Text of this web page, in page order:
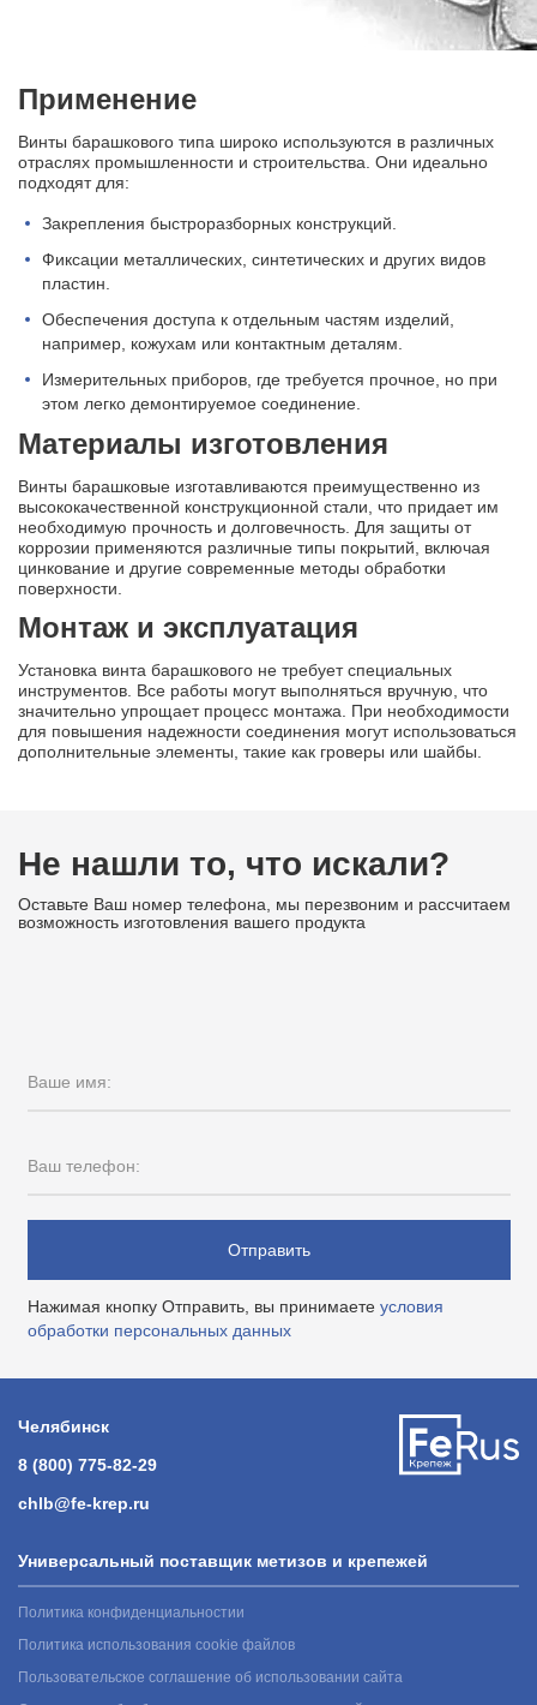
Применение
Винты барашкового типа широко используются в различных
отраслях промышленности и строительства. Они идеально
подходят для:
Закрепления быстроразборных конструкций.
Фиксации металлических, синтетических и других видов
пластин.
Обеспечения доступа к отдельным частям изделий,
например, кожухам или контактным деталям.
Измерительных приборов, где требуется прочное, но при
этом легко демонтируемое соединение.
Материалы изготовления
Винты барашковые изготавливаются преимущественно из
высококачественной конструкционной стали, что придает им
необходимую прочность и долговечность. Для защиты от
коррозии применяются различные типы покрытий, включая
цинкование и другие современные методы обработки
поверхности.
Монтаж и эксплуатация
Установка винта барашкового не требует специальных
инструментов. Все работы могут выполняться вручную, что
значительно упрощает процесс монтажа. При необходимости
для повышения надежности соединения могут использоваться
дополнительные элементы, такие как гроверы или шайбы.
Не нашли то, что искали?
Оставьте Ваш номер телефона, мы перезвоним и рассчитаем
возможность изготовления вашего продукта
Ваше имя:
Ваш телефон:
Отправить
Нажимая кнопку Отправить, вы принимаете условия
обработки персональных данных
Челябинск
8 (800) 775-82-29
chlb@fe-krep.ru
Универсальный поставщик метизов и крепежей
Политика конфиденциальностии
Политика использования cookie файлов
Пользовательское соглашение об использовании сайта